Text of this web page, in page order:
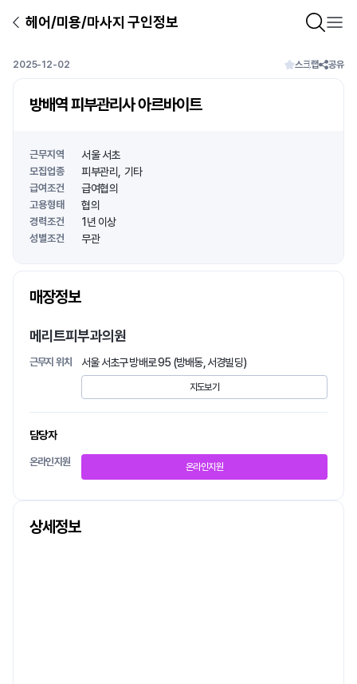
헤어/미용/마사지 구인정보
2025-12-02 스크랩 공유
방배역 피부관리사 아르바이트
근무지역 서울 서초
모집업종 피부관리 기타
급여조건 급여협의
고용형태 협의
경력조건 1년 이상
성별조건 무관
매장정보
메리트피부과의원
근무지 위치 서울 서초구 방배로 95 (방배동, 서경빌딩)
지도보기
담당자
온라인지원 온라인지원
상세정보